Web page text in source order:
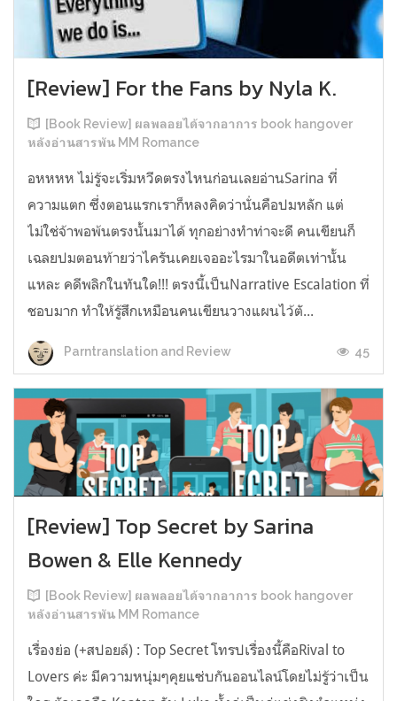
[Review] For the Fans by Nyla K.
[Book Review] ผลพลอยได้จากอาการ book hangover
หลังอ่านสารพัน MM Romance
อหหหห ไม่รู้จะเริ่มหวีดตรงไหนก่อนเลยอ่านSarina ที่
ความแตก ซึ่งตอนแรกเราก็หลงคิดว่านั่นคือปมหลัก แต่
ไม่ใช่จ้าพอพ้นตรงนั้นมาได้ ทุกอย่างทำท่าจะดี คนเขียนก็
เฉลยปมตอนท้ายว่าไครันเคยเจออะไรมาในอดีตเท่านั้น
แหละ คดีพลิกในทันใด!!! ตรงนี้เป็นNarrative Escalation ที่
ชอบมาก ทำให้รู้สึกเหมือนคนเขียนวางแผนไว้ตั...
Parntranslation and Review 45
[Review] Top Secret by Sarina
Bowen & Elle Kennedy
[Book Review] ผลพลอยได้จากอาการ book hangover
หลังอ่านสารพัน MM Romance
เรื่องย่อ (+สปอยล์) : Top Secret โทรปเรื่องนี้คือRival to
Lovers ค่ะ มีความหนุ่มๆคุยแซ่บกันออนไลน์โดยไม่รู้ว่าเป็น